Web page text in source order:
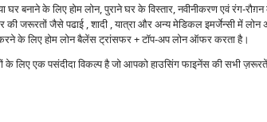
घर बनाने के लिए होम लोन, पुराने घर के विस्तार, नवीनीकरण एवं रंग-
जरूरतों जैसे पढाई , शादी , यात्रा और अन्य मेडिकल इमर्जेन्सी में लोन
के लिए होम लोन बैलेंस ट्रांसफर + टॉप-अप लोन ऑफर करता है।
के लिए एक पसंदीदा विकल्प है जो आपको हाउसिंग फाइनेंस की सभी